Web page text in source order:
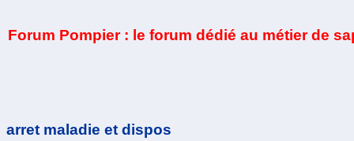
Forum Pompier : le forum dédié au métier de
arret maladie et dispos